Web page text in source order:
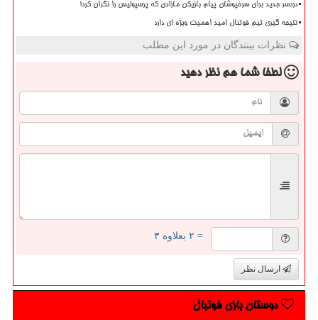
دردسر جدید برای سرخپوشان پیام بازیکن مازادی که پرسپولیس را نگران کرد!
نتیجه گیری تیم فوتبال امید اهمیت ویژه ای دارد
نظرات بینندگان در مورد این مطلب
لطفا شما همنظر دهید
= ۲ بعلاوه ۳
ارسال نظر
دوستان بازی فوتبال